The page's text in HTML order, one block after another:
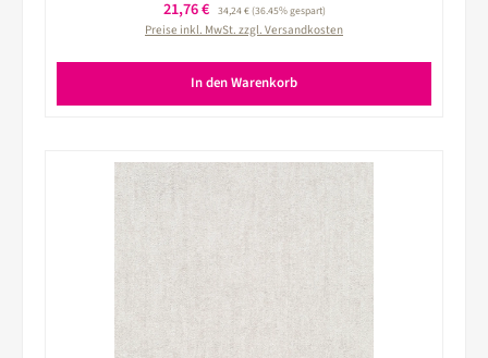
Verkaufspreis:
21,76 € Regulärer Preis:
34,24 €(36.45% gespart)
Preise inkl. MwSt. zzgl. Versandkosten
In den Warenkorb